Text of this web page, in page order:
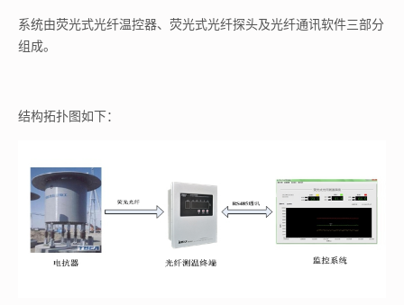
系统由荧光式光纤温控器、荧光式光纤探头及光纤通讯软件三部分
组成。
结构拓扑图如下：